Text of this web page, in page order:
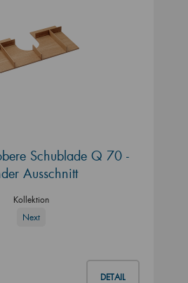
Schublade Q 70 -
Ausschnitt
Kollektion
Next
DETAIL